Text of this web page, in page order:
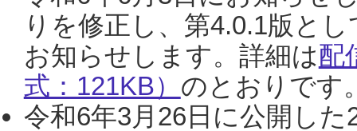
りを修正し、第4.0.1版と
お知らせします。詳細は配
式：121KB） のとおりです
令和6年3月26日に公開し